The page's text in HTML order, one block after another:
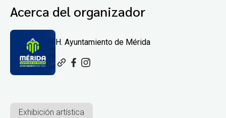
Acerca del organizador
H. Ayuntamiento de Mérida
Exhibición artística